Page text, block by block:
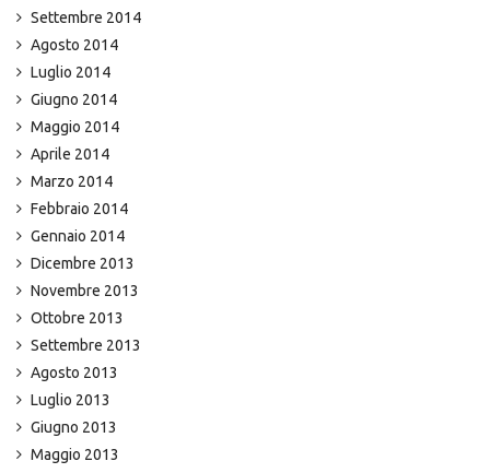
Settembre 2014
Agosto 2014
Luglio 2014
Giugno 2014
Maggio 2014
Aprile 2014
Marzo 2014
Febbraio 2014
Gennaio 2014
Dicembre 2013
Novembre 2013
Ottobre 2013
Settembre 2013
Agosto 2013
Luglio 2013
Giugno 2013
Maggio 2013